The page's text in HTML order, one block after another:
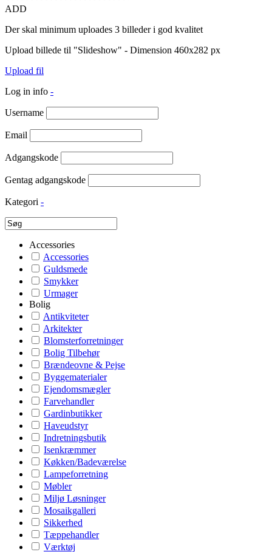
ADD
Der skal minimum uploades 3 billeder i god kvalitet
Upload billede til "Slideshow" - Dimension 460x282 px
Upload fil
Log in info -
Username
Email
Adgangskode
Gentag adgangskode
Kategori -
Accessories
Accessories
Guldsmede
Smykker
Urmager
Bolig
Antikviteter
Arkitekter
Blomsterforretninger
Bolig Tilbehør
Brændeovne & Pejse
Byggematerialer
Ejendomsmægler
Farvehandler
Gardinbutikker
Haveudstyr
Indretningsbutik
Isenkræmmer
Køkken/Badeværelse
Lampeforretning
Møbler
Miljø Løsninger
Mosaikgalleri
Sikkerhed
Tæppehandler
Værktøj